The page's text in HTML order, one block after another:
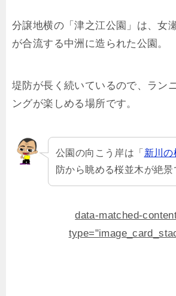
分譲地横の「津之江公園」は、女
が合流する中洲に造られた公園。
堤防が長く続いているので、ラン
ングが楽しめる場所です。
公園の向こう岸は「 新川の
防から眺める桜並木が絶景
data-matched-